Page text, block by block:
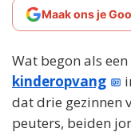
Maak ons je
Wat begon als
kinderopvang
dat drie gezinnen
peuters, beiden